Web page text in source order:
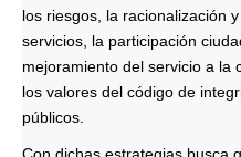
los riesgos, la racionalización
servicios, la participación
mejoramiento del servicio a la
los valores del código de
públicos.
Con dichas estrategias busca